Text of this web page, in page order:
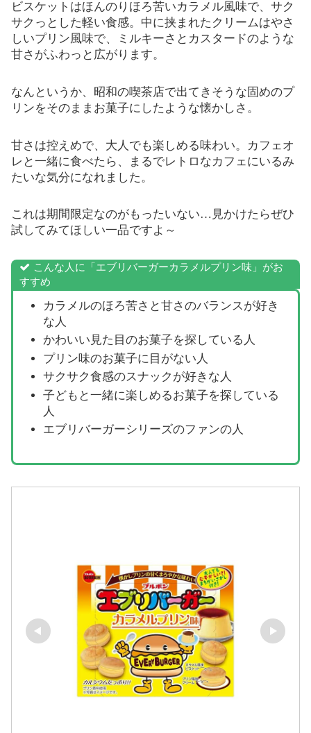
ビスケットはほんのりほろ苦いカラメル風味で、サク
サクっとした軽い食感。中に挟まれたクリームはやさ
しいプリン風味で、ミルキーさとカスタードのような
甘さがふわっと広がります。
なんというか、昭和の喫茶店で出てきそうな固めのプ
リンをそのままお菓子にしたような懐かしさ。
甘さは控えめで、大人でも楽しめる味わい。カフェオ
レと一緒に食べたら、まるでレトロなカフェにいるみ
たいな気分になれました。
これは期間限定なのがもったいない…見かけたらぜひ
試してみてほしい一品ですよ～
こんな人に「エブリバーガーカラメルプリン味」がお
すすめ
カラメルのほろ苦さと甘さのバランスが好き
な人
かわいい見た目のお菓子を探している人
プリン味のお菓子に目がない人
サクサク食感のスナックが好きな人
子どもと一緒に楽しめるお菓子を探している
人
エブリバーガーシリーズのファンの人